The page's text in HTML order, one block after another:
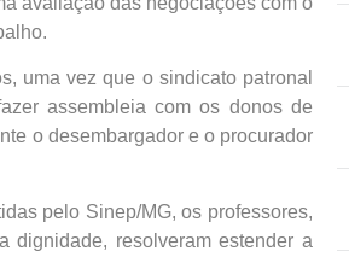
uma vez que o sindicato patronal
assembleia com os donos de
o desembargador e o procurador
pelo Sinep/MG, os professores,
dignidade, resolveram estender a